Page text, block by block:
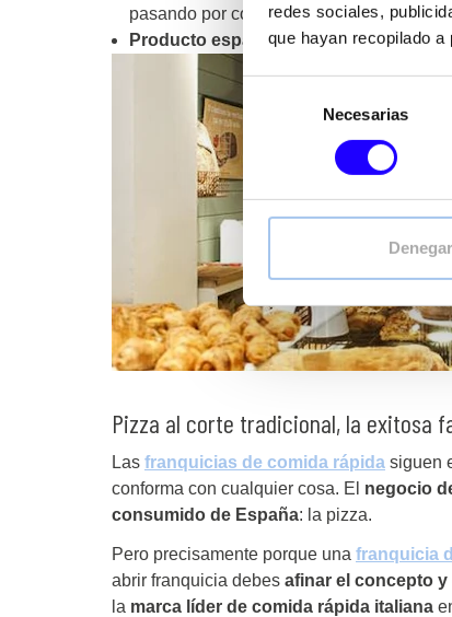
redes sociales,
que hayan recopilado
de
consentimiento
Necesarias
Denegar
pasando por comida y cena de picoteo,
Producto español de alta calidadpara
Pizza al corte tradicional, la exitosa
Las franquicias de comida rápida siguen
conforma con cualquier cosa. El negocio
consumido de España: la pizza.
Pero precisamente porque una franquicia
abrir franquicia debes afinar el concepto
la marca líder de comida rápida italiana